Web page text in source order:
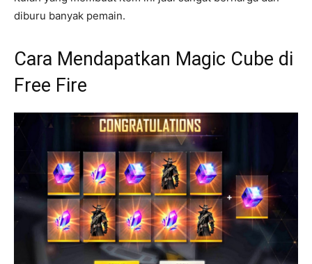
diburu banyak pemain.
Cara Mendapatkan Magic Cube di
Free Fire